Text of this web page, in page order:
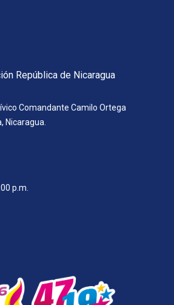
República de Nicaragua
Comandante Camilo Ortega
Nicaragua.
p.m.